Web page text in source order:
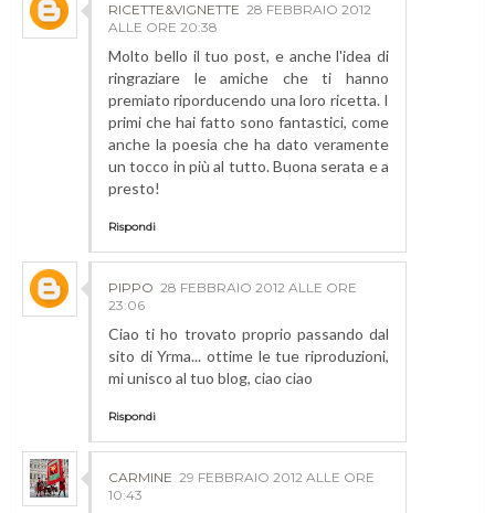
RICETTE&VIGNETTE 28 FEBBRAIO 2012
ALLE ORE 20:38
Molto bello il tuo post, e anche l'idea di
ringraziare le amiche che ti hanno
premiato riporducendo una loro ricetta. I
primi che hai fatto sono fantastici, come
anche la poesia che ha dato veramente
un tocco in più al tutto. Buona serata e a
presto!
Rispondi
PIPPO 28 FEBBRAIO 2012 ALLE ORE
23:06
Ciao ti ho trovato proprio passando dal
sito di Yrma... ottime le tue riproduzioni,
mi unisco al tuo blog, ciao ciao
Rispondi
CARMINE 29 FEBBRAIO 2012 ALLE ORE
10:43